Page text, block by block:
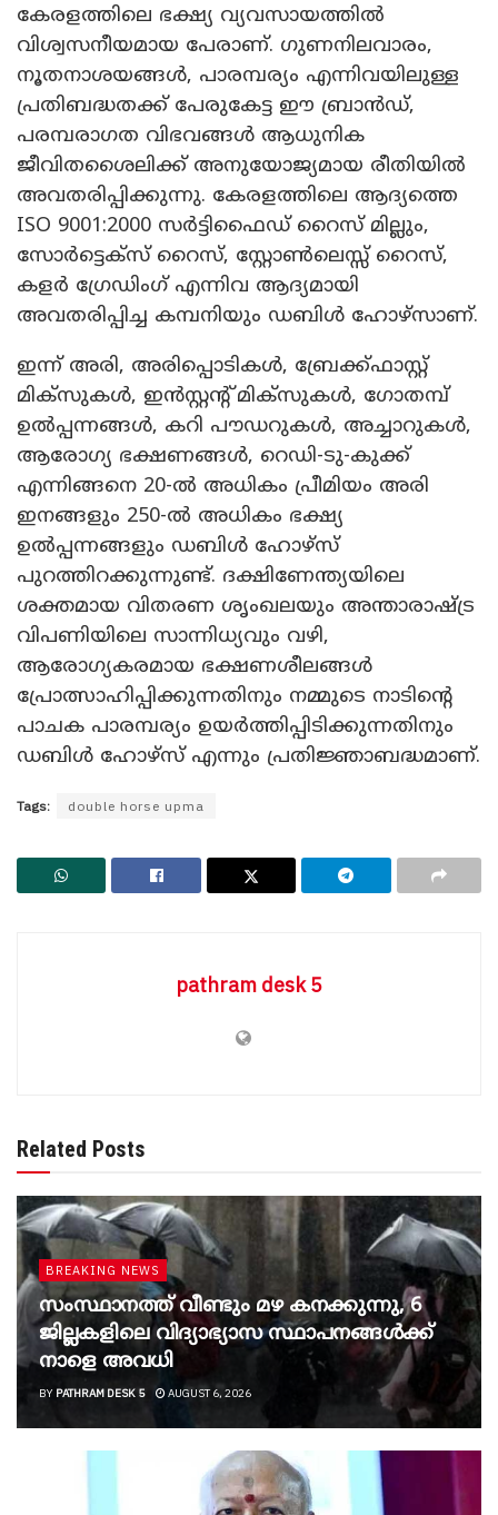
കേരളത്തിലെ ഭക്ഷ്യ വ്യവസായത്തിൽ
വിശ്വസനീയമായ പേരാണ്. ഗുണനിലവാരം,
നൂതനാശയങ്ങൾ, പാരമ്പര്യം എന്നിവയിലുള്ള
പ്രതിബദ്ധതക്ക് പേരുകേട്ട ഈ ബ്രാൻഡ്,
പരമ്പരാഗത വിഭവങ്ങൾ ആധുനിക
ജീവിതശൈലിക്ക് അനുയോജ്യമായ രീതിയിൽ
അവതരിപ്പിക്കുന്നു. കേരളത്തിലെ ആദ്യത്തെ
ISO 9001:2000 സർട്ടിഫൈഡ് റൈസ് മില്ലും,
സോർട്ടെക്സ് റൈസ്, സ്റ്റോൺലെസ്സ് റൈസ്,
കളർ ഗ്രേഡിംഗ് എന്നിവ ആദ്യമായി
അവതരിപ്പിച്ച കമ്പനിയും ഡബിൾ ഹോഴ്‌സാണ്.
ഇന്ന് അരി, അരിപ്പൊടികൾ, ബ്രേക്ക്ഫാസ്റ്റ്
മിക്സുകൾ, ഇൻസ്റ്റന്റ് മിക്സുകൾ, ഗോതമ്പ്
ഉൽപ്പന്നങ്ങൾ, കറി പൗഡറുകൾ, അച്ചാറുകൾ,
ആരോഗ്യ ഭക്ഷണങ്ങൾ, റെഡി-ടു-കുക്ക്
എന്നിങ്ങനെ 20-ൽ അധികം പ്രീമിയം അരി
ഇനങ്ങളും 250-ൽ അധികം ഭക്ഷ്യ
ഉൽപ്പന്നങ്ങളും ഡബിൾ ഹോഴ്‌സ്
പുറത്തിറക്കുന്നുണ്ട്. ദക്ഷിണേന്ത്യയിലെ
ശക്തമായ വിതരണ ശൃംഖലയും അന്താരാഷ്ട്ര
വിപണിയിലെ സാന്നിധ്യവും വഴി,
ആരോഗ്യകരമായ ഭക്ഷണശീലങ്ങൾ
പ്രോത്സാഹിപ്പിക്കുന്നതിനും നമ്മുടെ നാടിന്റെ
പാചക പാരമ്പര്യം ഉയർത്തിപ്പിടിക്കുന്നതിനും
ഡബിൾ ഹോഴ്‌സ് എന്നും പ്രതിജ്ഞാബദ്ധമാണ്.
Tags: double horse upma
pathram desk 5
Related Posts
BREAKING NEWS
സംസ്ഥാനത്ത് വീണ്ടും മഴ കനക്കുന്നു, 6
ജില്ലകളിലെ വിദ്യാഭ്യാസ സ്ഥാപനങ്ങൾക്ക്
നാളെ അവധി
BY PATHRAM DESK 5 AUGUST 6, 2026